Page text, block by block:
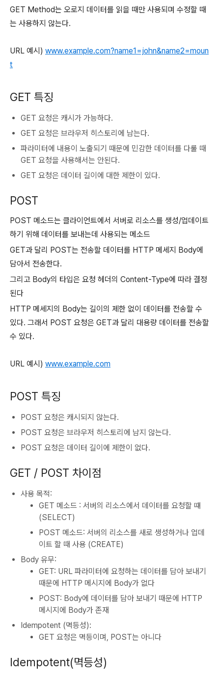
GET Method는 오로지 데이터를 읽을 때만 사용되며 수정할 때
는 사용하지 않는다.
URL 예시) www.example.com?name1=john&name2=moun
t
GET 특징
GET 요청은 캐시가 가능하다.
GET 요청은 브라우저 히스토리에 남는다.
파라미터에 내용이 노출되기 때문에 민감한 데이터를 다룰 때
GET 요청을 사용해서는 안된다.
GET 요청은 데이터 길이에 대한 제한이 있다.
POST
POST 메소드는 클라이언트에서 서버로 리소스를 생성/업데이트
하기 위해 데이터를 보내는데 사용되는 메소드
GET과 달리 POST는 전송할 데이터를 HTTP 메세지 Body에
담아서 전송한다.
그리고 Body의 타입은 요청 헤더의 Content-Type에 따라 결정
된다
HTTP 메세지의 Body는 길이의 제한 없이 데이터를 전송할 수
있다. 그래서 POST 요청은 GET과 달리 대용량 데이터를 전송할
수 있다.
URL 예시) www.example.com
POST 특징
POST 요청은 캐시되지 않는다.
POST 요청은 브라우저 히스토리에 남지 않는다.
POST 요청은 데이터 길이에 제한이 없다.
GET / POST 차이점
사용 목적:
GET 메소드 : 서버의 리소스에서 데이터를 요청할 떄
(SELECT)
POST 메소드: 서버의 리소스를 새로 생성하거나 업데
이트 할 때 사용 (CREATE)
Body 유무:
GET: URL 파라미터에 요청하는 데이터를 담아 보내기
때문에 HTTP 메시지에 Body가 없다
POST: Body에 데이터를 담아 보내기 때문에 HTTP
메시지에 Body가 존재
Idempotent (멱등성):
GET 요청은 멱등이며, POST는 아니다
Idempotent(멱등성)